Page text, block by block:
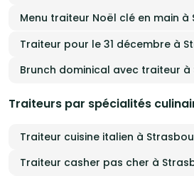
Menu traiteur Noël clé en main à
Traiteur pour le 31 décembre à
Brunch dominical avec traiteur à
Traiteurs par spécialités
Traiteur cuisine italien à
Traiteur casher pas cher à